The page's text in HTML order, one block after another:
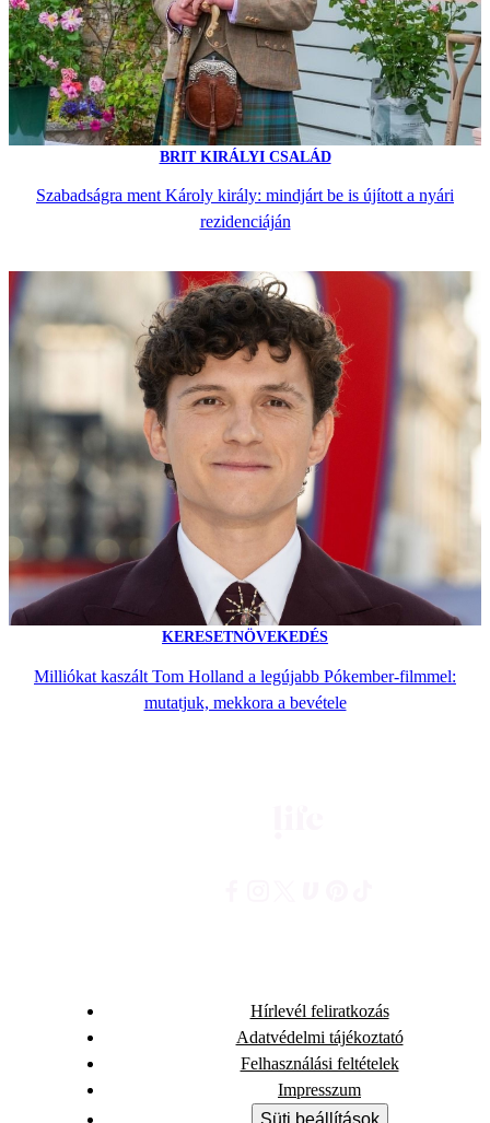
BRIT KIRÁLYI CSALÁD
Szabadságra ment Károly király: mindjárt be is újított a nyári
rezidenciáján
KERESETNÖVEKEDÉS
Milliókat kaszált Tom Holland a legújabb Pókember-filmmel:
mutatjuk, mekkora a bevétele
Hírlevél feliratkozás
Adatvédelmi tájékoztató
Felhasználási feltételek
Impresszum
Süti beállítások